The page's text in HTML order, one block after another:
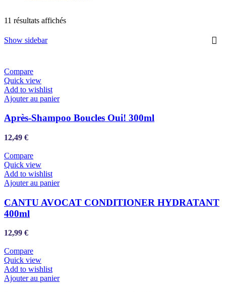
11 résultats affichés
Show sidebar
Compare
Quick view
Add to wishlist
Ajouter au panier
Après-Shampoo Boucles Oui! 300ml
12,49 €
Compare
Quick view
Add to wishlist
Ajouter au panier
CANTU AVOCAT CONDITIONER HYDRATANT
400ml
12,99 €
Compare
Quick view
Add to wishlist
Ajouter au panier